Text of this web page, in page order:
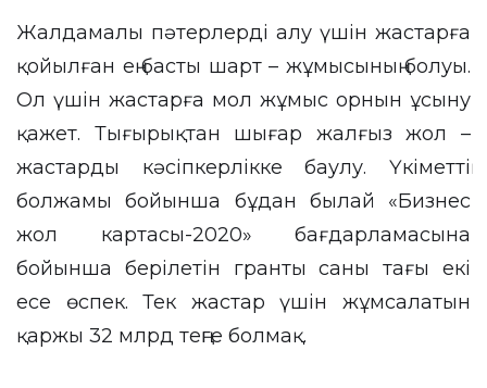
Жалдамалы пәтерлерді алу үшін жастарға
қойылған ең басты шарт – жұмысының болуы.
Ол үшін жастарға мол жұмыс орнын ұсыну
қажет. Тығырықтан шығар жалғыз жол –
жастарды кәсіпкерлікке баулу. Үкіметтің
болжамы бойынша бұдан былай «Бизнес
жол картасы-2020» бағдарламасына
бойынша берілетін гранты саны тағы екі
есе өспек. Тек жастар үшін жұмсалатын
қаржы 32 млрд теңге болмақ.